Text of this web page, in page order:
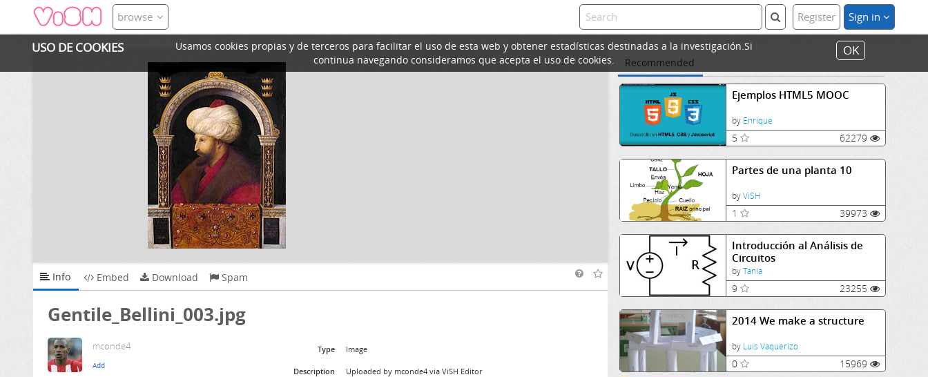
USO DE COOKIES
Usamos cookies propias y de terceros para facilitar el uso de esta web y obtener estadísticas destinadas a la investigación.Si
continua navegando consideramos que acepta el uso de cookies.
OK
browse Register Sign in
Recommended
Ejemplos HTML5 MOOC
by Enrique
5 62279
Partes de una planta 10
byViSH
1 39973
Introducción al Análisis de
Circuitos
byTania
9 23255
2014 We make a structure
by Luis Vaquerizo
0 15969
Info Embed Download Spam
Gentile_Bellini_003.jpg
mconde4 Type Image
Description Uploaded by mconde4 via ViSH Editor